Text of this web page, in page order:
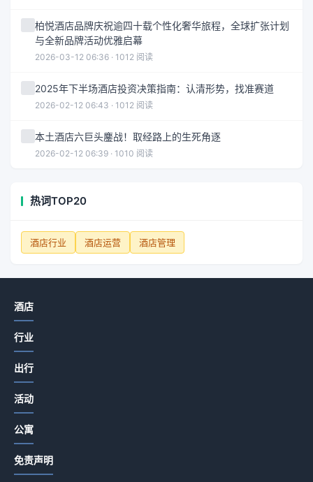
柏悦酒店品牌庆祝逾四十载个性化奢华旅程，全球扩张计划
与全新品牌活动优雅启幕
2026-03-12 06:36 · 1012 阅读
2025年下半场酒店投资决策指南：认清形势，找准赛道
2026-02-12 06:43 · 1012 阅读
本土酒店六巨头鏖战！取经路上的生死角逐
2026-02-12 06:39 · 1010 阅读
热词TOP20
酒店行业 酒店运营 酒店管理
酒店
行业
出行
活动
公寓
免责声明